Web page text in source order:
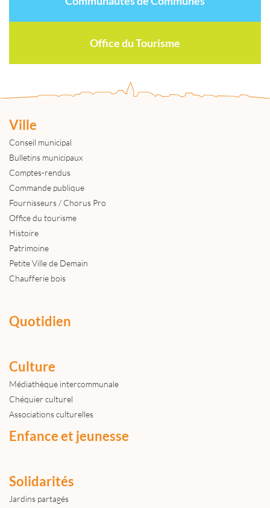
Office du Tourisme
Ville
Conseil municipal
Bulletins municipaux
Comptes-rendus
Commande publique
Fournisseurs / Chorus Pro
Office du tourisme
Histoire
Patrimoine
Petite Ville de Demain
Chaufferie bois
Quotidien
Culture
Médiathèque intercommunale
Chéquier culturel
Associations culturelles
Enfance et jeunesse
Solidarités
Jardins partagés